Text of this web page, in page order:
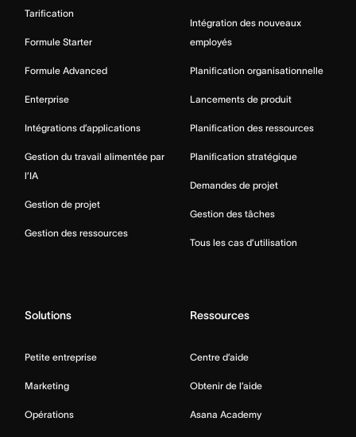
Tarification
Formule Starter
Formule Advanced
Enterprise
Intégrations d’applications
Gestion du travail alimentée par
l’IA
Gestion de projet
Gestion des ressources
Intégration des nouveaux
employés
Planification organisationnelle
Lancements de produit
Planification des ressources
Planification stratégique
Demandes de projet
Gestion des tâches
Tous les cas d’utilisation
Solutions
Petite entreprise
Marketing
Opérations
Ressources
Centre d’aide
Obtenir de l’aide
Asana Academy